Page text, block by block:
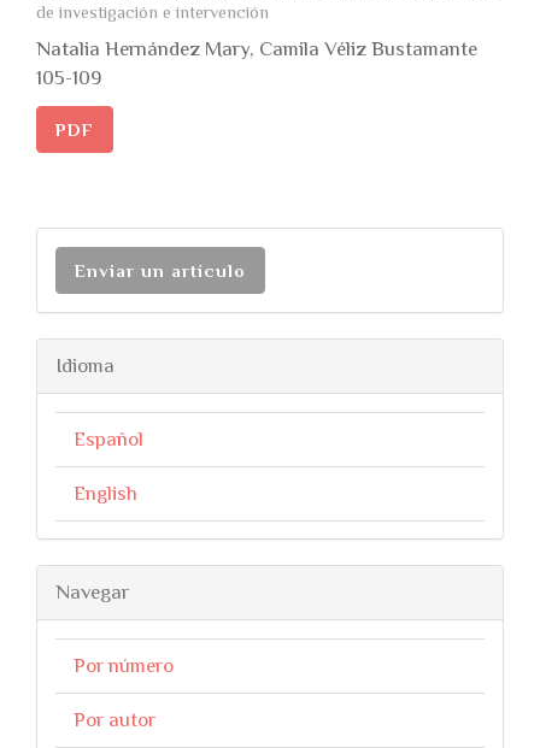
de investigación e intervención
Natalia Hernández Mary, Camila Véliz Bustamante
105-109
PDF
Enviar un artículo
Idioma
Español
English
Navegar
Por número
Por autor